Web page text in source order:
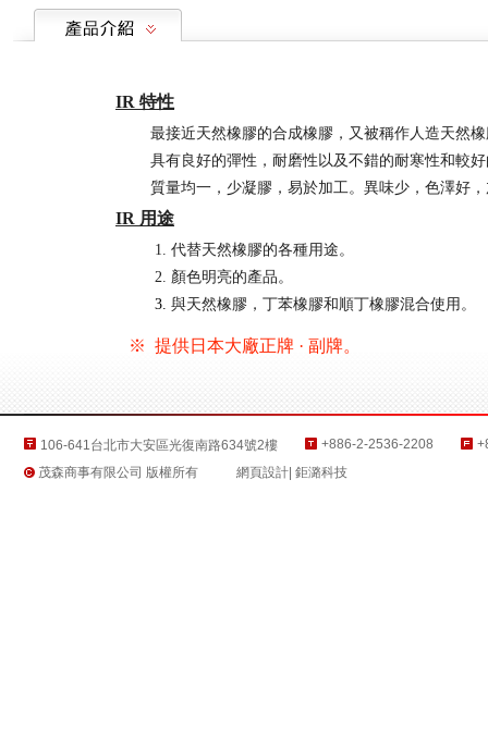
IR 特性
最接近天然橡膠的合成橡膠，又被稱作人造天然橡
具有良好的彈性，耐磨性以及不錯的耐寒性和較好
質量均一，少凝膠，易於加工。異味少，色澤好，加
IR 用途
1. 代替天然橡膠的各種用途。
2. 顏色明亮的產品。
3. 與天然橡膠，丁苯橡膠和順丁橡膠混合使用。
※ 提供日本大廠正牌 · 副牌。
公司資訊
106-641台北市大安區光復南路634號2樓 +886-2-2536-2208
茂森商事有限公司 版權所有
網頁設計 | 鉅潞科技